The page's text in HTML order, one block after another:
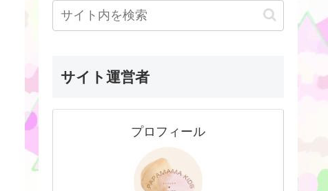
サイト運営者
プロフィール